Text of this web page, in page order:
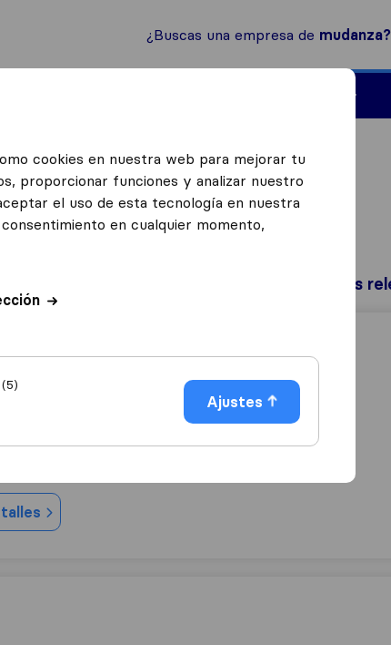
¿Buscas una empresa de mudanza?
cookies en nuestra web para mejorar tu
proporcionar funciones y analizar nuestro
el uso de esta tecnología en nuestra
en cualquier momento,
Ajustes